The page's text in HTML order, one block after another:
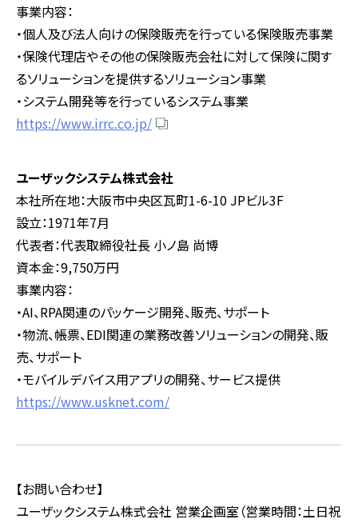
事業内容：
・個人及び法人向けの保険販売を行っている保険販売事業
・保険代理店やその他の保険販売会社に対して保険に関す
るソリューションを提供するソリューション事業
・システム開発等を行っているシステム事業
https://www.irrc.co.jp/
ユーザックシステム株式会社
本社所在地：大阪市中央区瓦町1-6-10 JPビル3F
設立：1971年7月
代表者：代表取締役社長 小ノ島 尚博
資本金：9,750万円
事業内容：
・AI、RPA関連のパッケージ開発、販売、サポート
・物流、帳票、EDI関連の業務改善ソリューションの開発、販
売、サポート
・モバイルデバイス用アプリの開発、サービス提供
https://www.usknet.com/
【お問い合わせ】
ユーザックシステム株式会社 営業企画室（営業時間：土日祝